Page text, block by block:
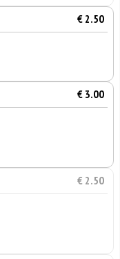
€ 2.50
€ 3.00
€ 2.50